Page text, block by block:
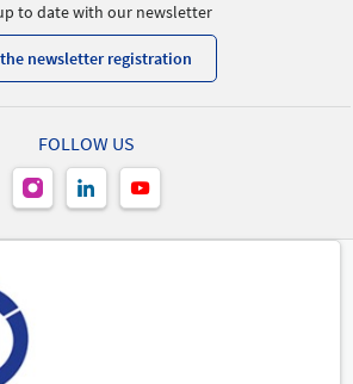
to date with our newsletter
newsletter registration
FOLLOW US